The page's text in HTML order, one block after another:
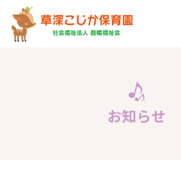
鹿鳴福祉会
教育・保育の方針
お知らせ